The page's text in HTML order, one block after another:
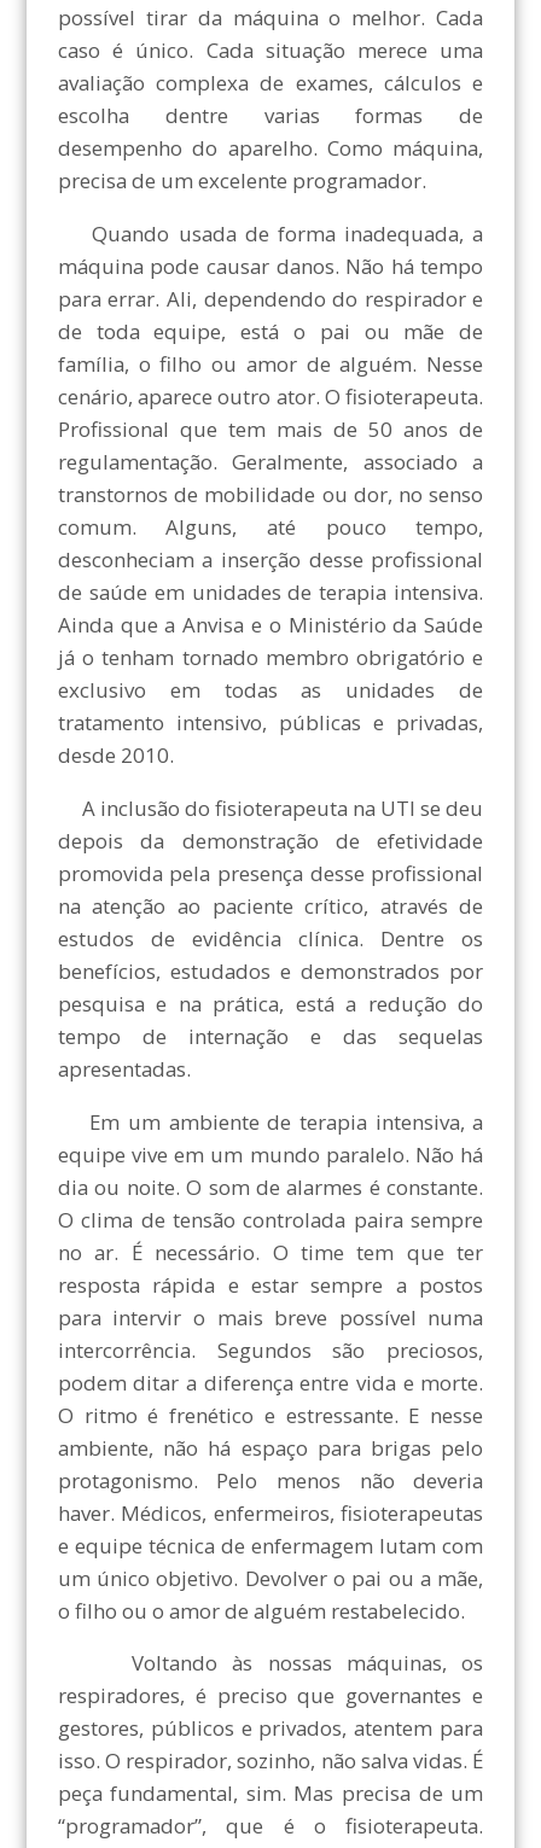
possível tirar da máquina o melhor. Cada
caso é único. Cada situação merece uma
avaliação complexa de exames, cálculos e
escolha dentre varias formas de
desempenho do aparelho. Como máquina,
precisa de um excelente programador.
Quando usada de forma inadequada, a
máquina pode causar danos. Não há tempo
para errar. Ali, dependendo do respirador e
de toda equipe, está o pai ou mãe de
família, o filho ou amor de alguém. Nesse
cenário, aparece outro ator. O fisioterapeuta.
Profissional que tem mais de 50 anos de
regulamentação. Geralmente, associado a
transtornos de mobilidade ou dor, no senso
comum. Alguns, até pouco tempo,
desconheciam a inserção desse profissional
de saúde em unidades de terapia intensiva.
Ainda que a Anvisa e o Ministério da Saúde
já o tenham tornado membro obrigatório e
exclusivo em todas as unidades de
tratamento intensivo, públicas e privadas,
desde 2010.
A inclusão do fisioterapeuta na UTI se deu
depois da demonstração de efetividade
promovida pela presença desse profissional
na atenção ao paciente crítico, através de
estudos de evidência clínica. Dentre os
benefícios, estudados e demonstrados por
pesquisa e na prática, está a redução do
tempo de internação e das sequelas
apresentadas.
Em um ambiente de terapia intensiva, a
equipe vive em um mundo paralelo. Não há
dia ou noite. O som de alarmes é constante.
O clima de tensão controlada paira sempre
no ar. É necessário. O time tem que ter
resposta rápida e estar sempre a postos
para intervir o mais breve possível numa
intercorrência. Segundos são preciosos,
podem ditar a diferença entre vida e morte.
O ritmo é frenético e estressante. E nesse
ambiente, não há espaço para brigas pelo
protagonismo. Pelo menos não deveria
haver. Médicos, enfermeiros, fisioterapeutas
e equipe técnica de enfermagem lutam com
um único objetivo. Devolver o pai ou a mãe,
o filho ou o amor de alguém restabelecido.
Voltando às nossas máquinas, os
respiradores, é preciso que governantes e
gestores, públicos e privados, atentem para
isso. O respirador, sozinho, não salva vidas. É
peça fundamental, sim. Mas precisa de um
“programador”, que é o fisioterapeuta.